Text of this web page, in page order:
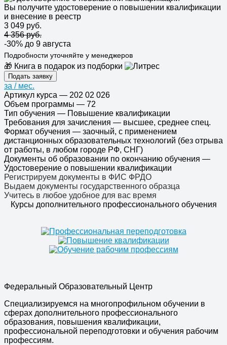
Вы получите удостоверение о повышении квалификации
и внесение в реестр
3 049 руб.
4 356 руб.
-30% до 9 августа
Подробности уточняйте у менеджеров
🎁 Книга в подарок из подборки
Подать заявку
за / мес.
Артикул курса — 202 02 026
Объем программы — 72
Тип обучения — Повышение квалификации
Требования для зачисления — высшее, среднее спец.
Формат обучения — заочный, с применением
дистанционных образовательных технологий (без отрыва
от работы, в любом городе РФ, СНГ)
Документы об образовании по окончанию обучения —
Удостоверение о повышении квалификации
Регистрируем документы в ФИС ФРДО
Выдаем документы государственного образца
Учитесь в любое удобное для вас время
Курсы дополнительного профессионального обучения
Федеральный Образовательный Центр
Специализируемся на многопрофильном обучении в
сферах дополнительного профессионального
образования, повышения квалификации,
профессиональной переподготовки и обучения рабочим
профессиям.